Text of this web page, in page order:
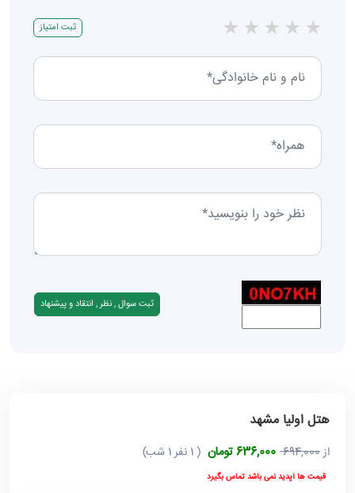
★
★
★
★
★ ثبت امتیاز
هتل اولیا مشهد
از694,000 636,000 تومان ( 1 نفر 1 شب)
قیمت ها آپدید نمی باشد تماس بگیرد